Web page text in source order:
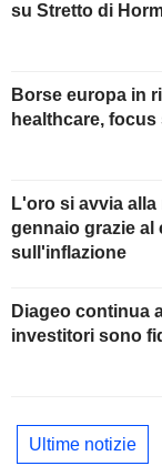
su Stretto di
Borse europa in
healthcare,
L'oro si avvia
gennaio grazie al
sull'inflazione
Diageo continua
investitori sono
Ultime notizie